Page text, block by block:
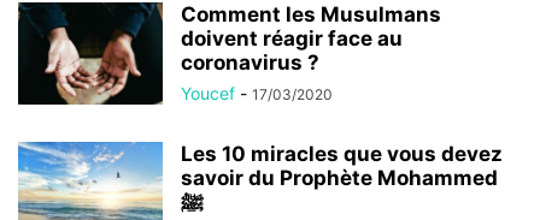
Comment les Musulmans
doivent réagir face au
coronavirus ?
Youcef - 17/03/2020
Les 10 miracles que vous devez
savoir du Prophète Mohammed
ﷺ